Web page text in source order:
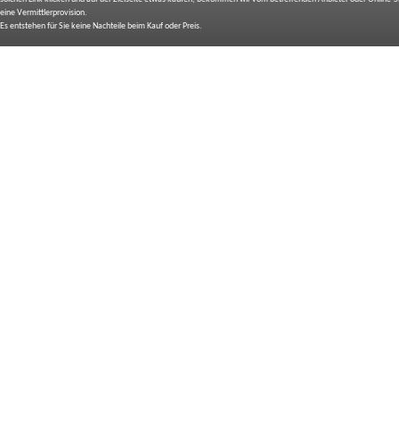
eine Vermittlerprovision.
Es entstehen für Sie keine Nachteile beim Kauf oder Preis.